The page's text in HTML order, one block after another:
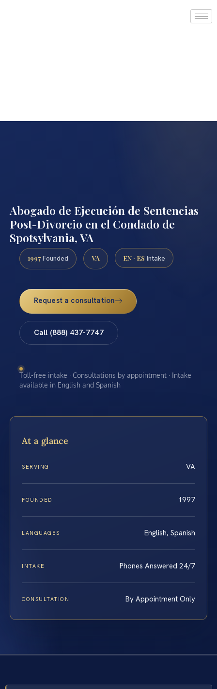
Abogado de Ejecución de Sentencias
Post-Divorcio en el Condado de
Spotsylvania, VA
1997 Founded VA EN · ES Intake
Request a consultation
Call (888) 437-7747
Toll-free intake · Consultations by appointment · Intake
available in English and Spanish
At a glance
SERVING VA
FOUNDED 1997
LANGUAGES English, Spanish
INTAKE Phones Answered 24/7
CONSULTATION By Appointment Only